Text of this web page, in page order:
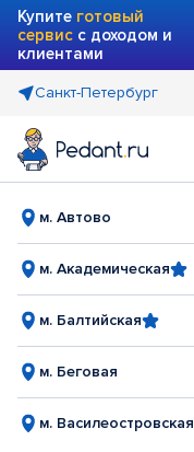
Купите готовый
сервис с доходом и
клиентами
Санкт-Петербург
м. Автово
м. Академическая
м. Балтийская
м. Беговая
м. Василеостровская